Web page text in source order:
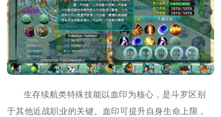
生存续航类特殊技能以血印为核心，是斗罗区别
于其他近战职业的关键。血印可提升自身生命上限，